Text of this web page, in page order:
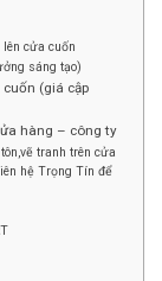
cửa cuốn
sáng tạo)
(giá cập
hàng – công ty
tranh trên cửa
hệ Trọng Tín để